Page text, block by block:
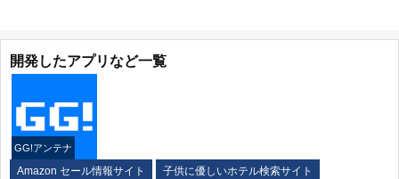
開発したアプリなど一覧
GG!アンテナ
Amazon セール情報サイト 子供に優しいホテル検索サイト